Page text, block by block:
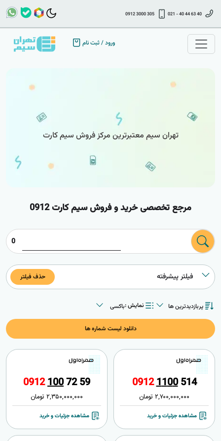
021 - 40 44 63 40
0912 3000 305
ورود/ثبت نام
تهران سیم معتبرترین مرکز فروش سیم کارت
مرجع تخصصی خرید و فروش سیم کارت 0912
0
فیلتر پیشرفته حذف فیلتر
پربازدیدترین ها
پربازدیدترین ها
ارزان‌ترین ها
نمایش :باکسی
باکسی
دانلود لیست شماره ها
09121100 514
2,700,000,000 تومان
مشاهده جزئیات و خرید
09121007259
2,350,000,000 تومان
مشاهده جزئیات و خرید